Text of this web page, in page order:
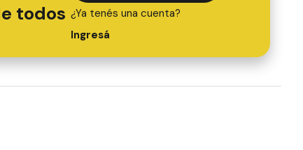
todos ¿Ya tenés una cuenta?
Ingresá